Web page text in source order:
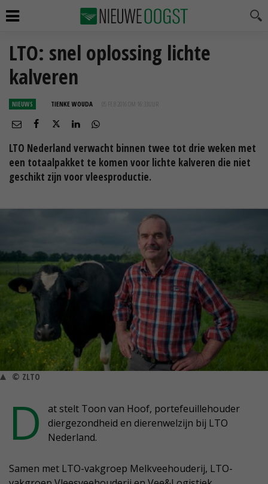
LTO: snel oplossing lichte
kalveren
NIEUWS TIENKE WOUDA 05 FEB 2016 OM 16:33
LTO Nederland verwacht binnen twee tot drie weken met
een totaalpakket te komen voor lichte kalveren die niet
geschikt zijn voor vleesproductie.
© ZLTO
D
at stelt Toon van Hoof, portefeuillehouder
diergezondheid en dierenwelzijn bij LTO
Nederland.
Samen met LTO-vakgroep Melkveehouderij, LTO-